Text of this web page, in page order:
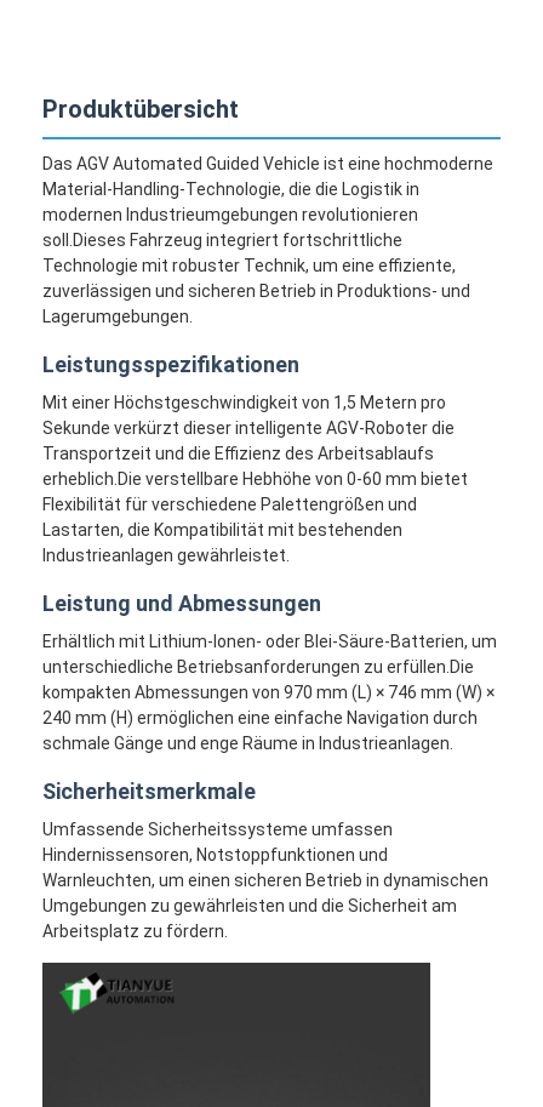
Startseite
Produkte
Videos
Über uns
Fabrik Tour
Qualitätskontrolle
Kontakt
Produktübersicht
Das AGV Automated Guided Vehicle ist eine hochmoderne
Material-Handling-Technologie, die die Logistik in
modernen Industrieumgebungen revolutionieren
soll.Dieses Fahrzeug integriert fortschrittliche
Technologie mit robuster Technik, um eine effiziente,
zuverlässigen und sicheren Betrieb in Produktions- und
Lagerumgebungen.
Leistungsspezifikationen
Mit einer Höchstgeschwindigkeit von 1,5 Metern pro
Sekunde verkürzt dieser intelligente AGV-Roboter die
Transportzeit und die Effizienz des Arbeitsablaufs
erheblich.Die verstellbare Hebhöhe von 0-60 mm bietet
Flexibilität für verschiedene Palettengrößen und
Lastarten, die Kompatibilität mit bestehenden
Industrieanlagen gewährleistet.
Leistung und Abmessungen
Erhältlich mit Lithium-Ionen- oder Blei-Säure-Batterien, um
unterschiedliche Betriebsanforderungen zu erfüllen.Die
kompakten Abmessungen von 970 mm (L) × 746 mm (W) ×
240 mm (H) ermöglichen eine einfache Navigation durch
schmale Gänge und enge Räume in Industrieanlagen.
Sicherheitsmerkmale
Umfassende Sicherheitssysteme umfassen
Hindernissensoren, Notstoppfunktionen und
Warnleuchten, um einen sicheren Betrieb in dynamischen
Umgebungen zu gewährleisten und die Sicherheit am
Arbeitsplatz zu fördern.